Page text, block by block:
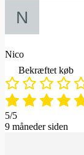
Nico
Bekræftet køb
5/5
9 måneder siden